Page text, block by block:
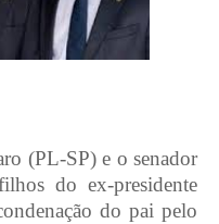
(PL-SP) e o senador
do ex-presidente
do pai pelo